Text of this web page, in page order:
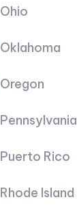
Ohio
Oklahoma
Oregon
Pennsylvania
Puerto Rico
Rhode Island